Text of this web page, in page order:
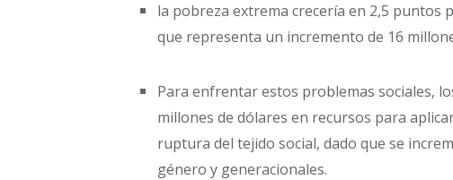
la pobreza extrema crecería en 2,5 puntos
que representa un incremento de 16
Para enfrentar estos problemas sociales,
millones de dólares en recursos para
ruptura del tejido social, dado que se
género y generacionales.